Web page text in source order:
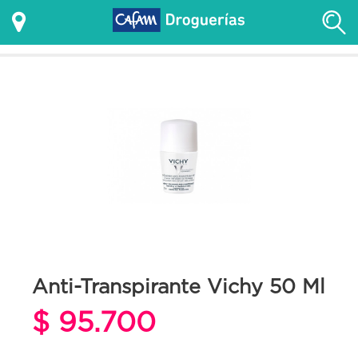
Anti-Transpirante Vichy 50 Ml
$ 95.700